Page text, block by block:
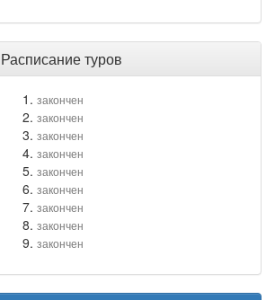
Расписание туров
закончен
закончен
закончен
закончен
закончен
закончен
закончен
закончен
закончен